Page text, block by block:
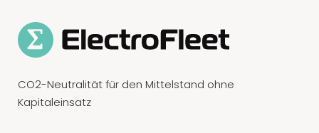
CO2-Neutralität für den Mittelstand ohne
Kapitaleinsatz